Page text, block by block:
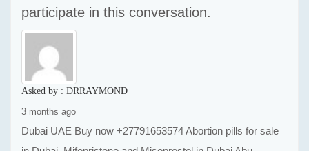
participate in this conversation.
Asked by : DRRAYMOND
3 months ago
Dubai UAE Buy now +27791653574 Abortion pills for sale